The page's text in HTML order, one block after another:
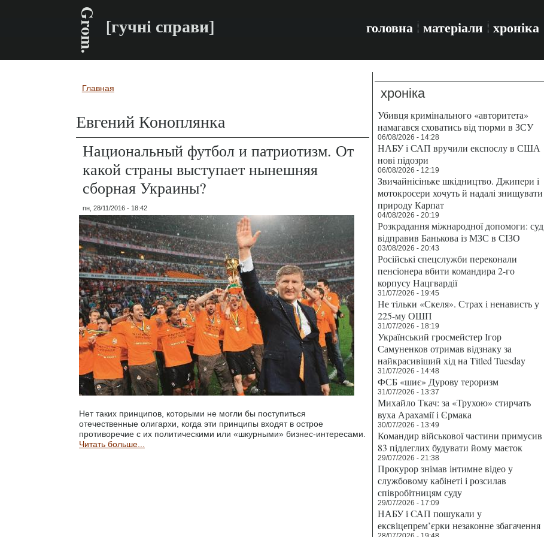
Grom. [гучні справи] головна матеріали хроніка
Вы здесь
Главная
Евгений Коноплянка
Национальный футбол и патриотизм. От
какой страны выступает нынешняя
сборная Украины?
пн, 28/11/2016 - 18:42
Нет таких принципов, которыми не могли бы поступиться
отечественные олигархи, когда эти принципы входят в острое
противоречие с их политическими или «шкурными» бизнес-интересами.
Читать больше...
хроніка
Убивця кримінального «авторитета»
намагався сховатись від тюрми в ЗСУ
06/08/2026 - 14:28
НАБУ і САП вручили експослу в США
нові підозри
06/08/2026 - 12:19
Звичайнісіньке шкідництво. Джипери і
мотокросери хочуть й надалі знищувати
природу Карпат
04/08/2026 - 20:19
Розкрадання міжнародної допомоги: суд
відправив Банькова із МЗС в СІЗО
03/08/2026 - 20:43
Російські спецслужби переконали
пенсіонера вбити командира 2-го
корпусу Нацгвардії
31/07/2026 - 19:45
Не тільки «Скеля». Страх і ненависть у
225-му ОШП
31/07/2026 - 18:19
Український гросмейстер Ігор
Самуненков отримав відзнаку за
найкрасивіший хід на Titled Tuesday
31/07/2026 - 14:48
ФСБ «шиє» Дурову тероризм
31/07/2026 - 13:37
Михайло Ткач: за «Трухою» стирчать
вуха Арахамії і Єрмака
30/07/2026 - 13:49
Командир військової частини примусив
83 підлеглих будувати йому маєток
29/07/2026 - 21:38
Прокурор знімав інтимне відео у
службовому кабінеті і розсилав
співробітницям суду
29/07/2026 - 17:09
НАБУ і САП пошукали у
ексвіцепрем’єрки незаконне збагачення